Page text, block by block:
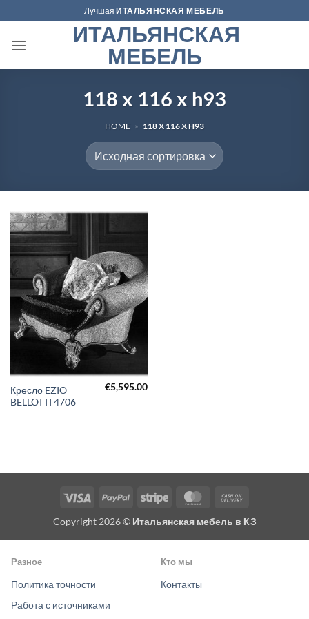
to
content
ЛучшаяИТАЛЬЯНСКАЯ МЕБЕЛЬ
ИТАЛЬЯНСКАЯ
МЕБЕЛЬ
118 x 116 x h93
HOME » 118 X 116 X H93
Кресло EZIO
BELLOTTI 4706
€5,595.00
Visa PayPal Stripe MasterCard
Delivery
Copyright 2026 © Итальянская мебель в КЗ
Разное
Политика точности
Работа с источниками
Кто мы
Контакты